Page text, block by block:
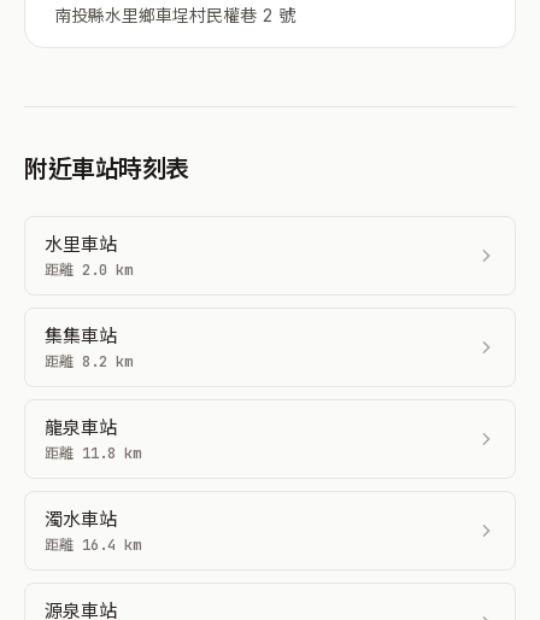
南投縣水里鄉車埕村民權巷 2 號
附近車站時刻表
水里車站
距離 2.0 km
集集車站
距離 8.2 km
龍泉車站
距離 11.8 km
濁水車站
距離 16.4 km
源泉車站